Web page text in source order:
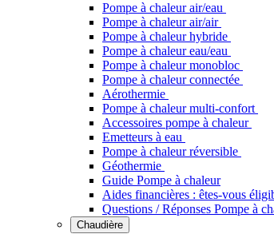
Pompe à chaleur air/eau
Pompe à chaleur air/air
Pompe à chaleur hybride
Pompe à chaleur​ eau/eau
Pompe à chaleur monobloc
Pompe à chaleur connectée
Aérothermie
Pompe à chaleur multi-confort
Accessoires pompe à chaleur
Emetteurs à eau
Pompe à chaleur réversible
Géothermie
Guide Pompe à chaleur
Aides financières : êtes-vous
Questions / Réponses Pompe à
Chaudière